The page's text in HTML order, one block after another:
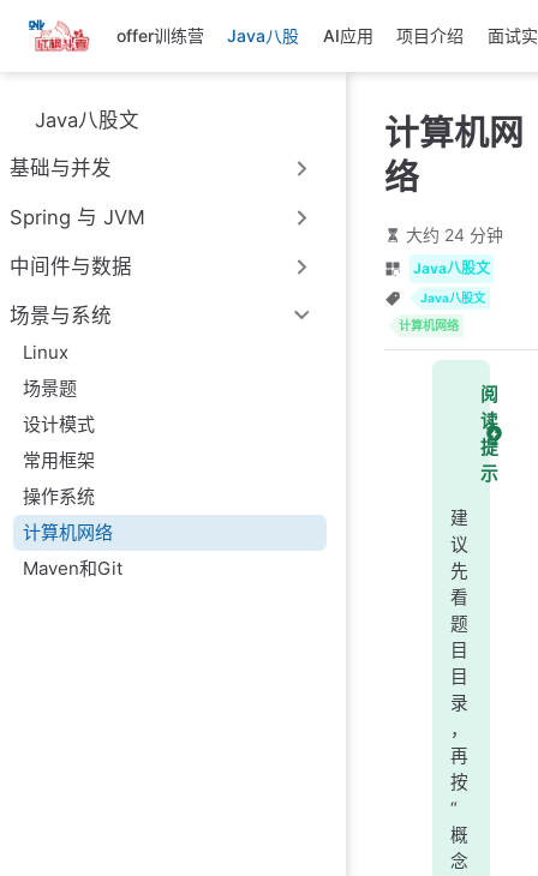
跳
至
主
內
容
offer训练营 Java八股 AI应用 项目介绍 面试
Java八股文
基础与并发
Spring 与 JVM
中间件与数据
场景与系统
Linux
场景题
设计模式
常用框架
操作系统
计算机网络
Maven和Git
计算机网
络
大约 24 分钟
Java八股文
Java八股文
计算机网络
阅
读
提
示
建
议
先
看
题
目
目
录
，
再
按
“
概
念